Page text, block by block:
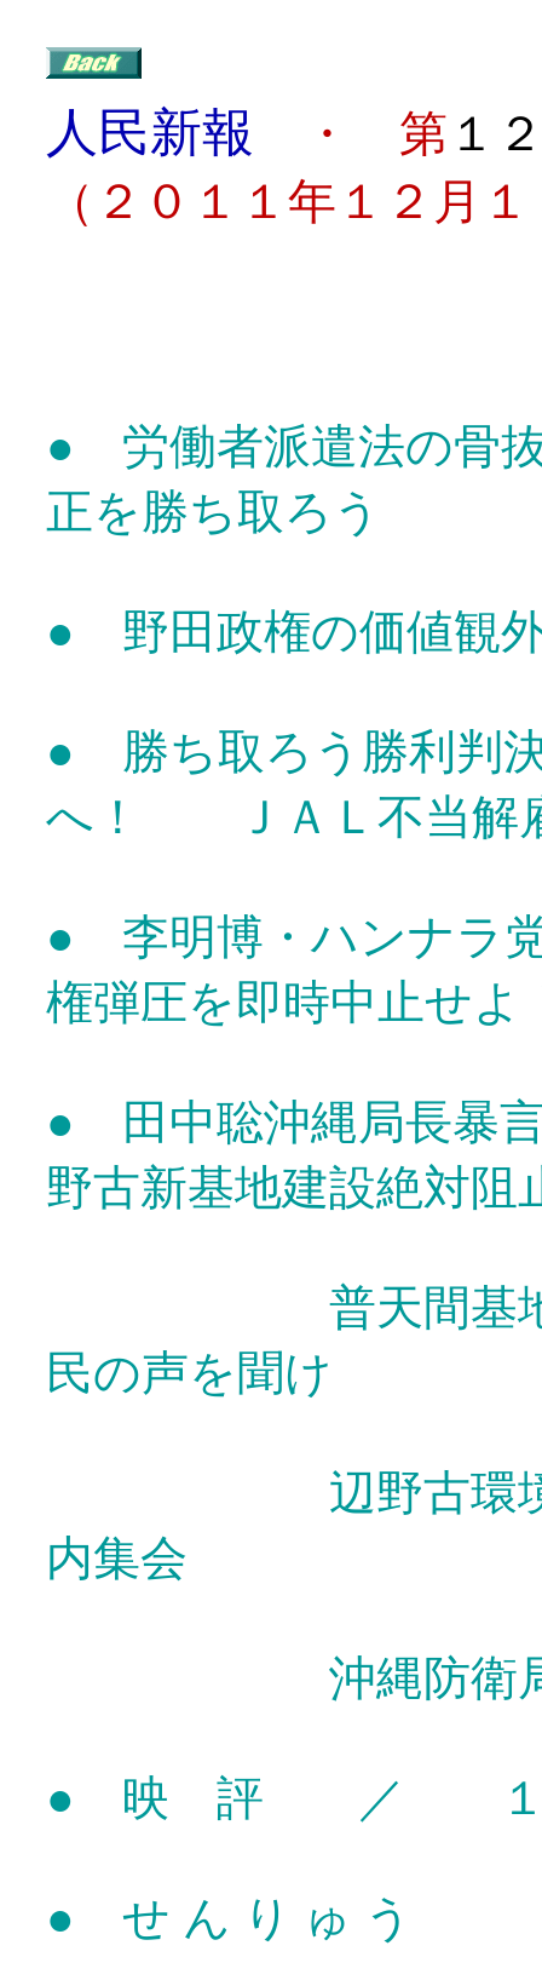
人民新報 ・ 第 １
（２０１１年１２月
● 労働者派遣法の骨
正を勝ち取ろう
● 野田政権の価値観
● 勝ち取ろう勝利判
へ！ ＪＡＬ不当解
● 李明博・ハンナラ
権弾圧を即時中止せよ
● 田中聡沖縄局長暴
野古新基地建設絶対阻
普天間基地は
民の声を聞け
辺野古環境アセ
内集会
沖縄防衛局前
● 映 評 ／ １
● せ ん り ゅ う